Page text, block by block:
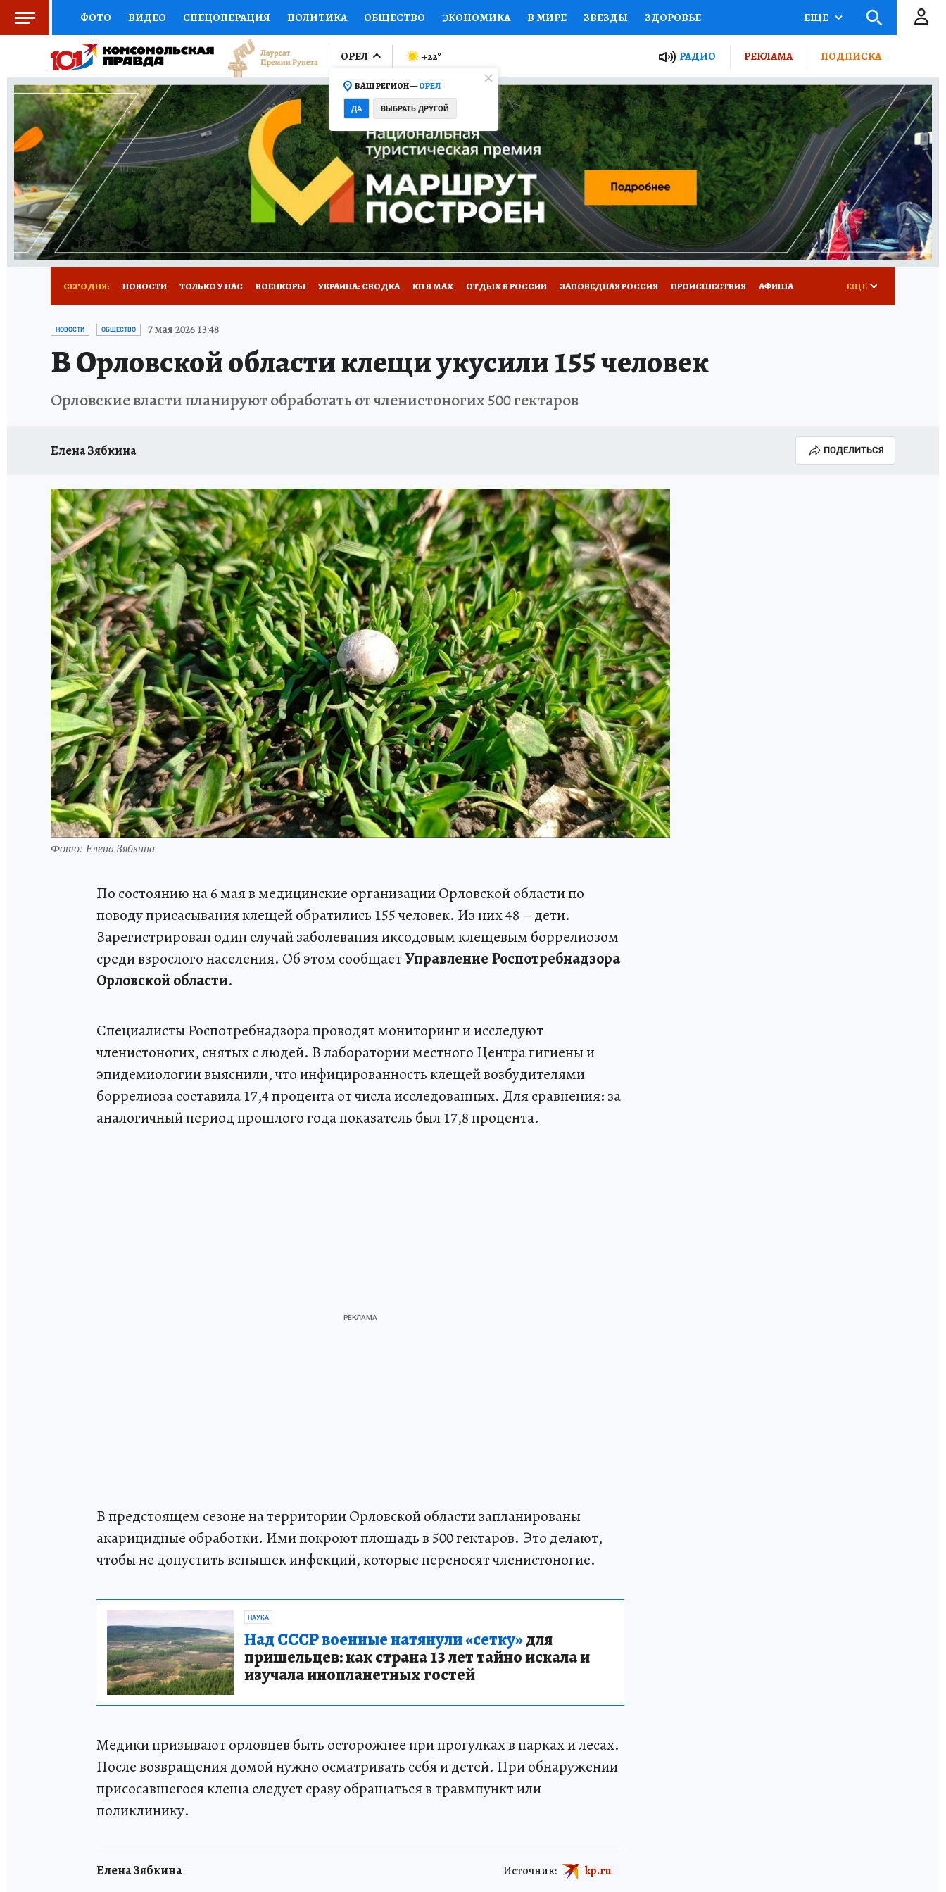
ФОТО ВИДЕО СПЕЦОПЕРАЦИЯ ПОЛИТИКА ОБЩЕСТВО ЭКОНОМИКА В МИРЕ ЗВЕЗДЫ ЗДОРОВЬЕ
СОЦПОДДЕРЖКА НАУКА СПОРТ КОЛУМНИСТЫ ПРОИСШЕСТВИЯ НАЦИОНАЛЬНЫЕ ПРОЕКТЫ РОССИИ
ВЫБОР ЭКСПЕРТОВ ДОКТОР ФИНАНСЫ ОТКРЫВАЕМ МИР СЕМЬЯ ЖЕНСКИЕ СЕКРЕТЫ ПУТЕВОДИТЕЛЬ
КНИЖНАЯ ПОЛКА ПРОГНОЗЫ НА СПОРТ ПРОМОКОДЫ СЕРИАЛЫ СПЕЦПРОЕКТЫ ДЕФИЦИТ ЖЕЛЕЗА ТУРИЗМ
ПРЕСС-ЦЕНТР НЕДВИЖИМОСТЬ ТЕЛЕВИЗОР КОЛЛЕКЦИИ КОНКУРСЫ РАБОТА У НАС ГИД ПОТРЕБИТЕЛЯ ВСЕ О КП
РАДИО КП РЕКЛАМА ТЕСТЫ НОВОЕ НА САЙТЕ
ЕЩЕ
ОРЕЛ
ВАШ РЕГИОН —ОРЕЛ
ДА ВЫБРАТЬ ДРУГОЙ
+22° РАДИО РЕКЛАМА ПОДПИСКА
СЕГОДНЯ: НОВОСТИ ТОЛЬКО У НАС ВОЕНКОРЫ УКРАИНА: СВОДКА КП В МАХ ОТДЫХ В РОССИИ ЗАПОВЕДНАЯ РОССИЯ ПРОИСШЕСТВИЯ АФИША
ИСПЫТАНО НА СЕБЕ
ЕЩЕ
НОВОСТИ ОБЩЕСТВО 7 мая 2026 13:48
В Орловской области клещи укусили 155 человек
Орловские власти планируют обработать от членистоногих 500 гектаров
Елена Зябкина ПОДЕЛИТЬСЯ
Фото: Елена Зябкина
По состоянию на 6 мая в медицинские организации Орловской области по
поводу присасывания клещей обратились 155 человек. Из них 48 – дети.
Зарегистрирован один случай заболевания иксодовым клещевым боррелиозом
среди взрослого населения. Об этом сообщаетУправление Роспотребнадзора
Орловской области.
Специалисты Роспотребнадзора проводят мониторинг и исследуют
членистоногих, снятых с людей. В лаборатории местного Центра гигиены и
эпидемиологии выяснили, что инфицированность клещей возбудителями
боррелиоза составила 17,4 процента от числа исследованных. Для сравнения: за
аналогичный период прошлого года показатель был 17,8 процента.
В предстоящем сезоне на территории Орловской области запланированы
акарицидные обработки. Ими покроют площадь в 500 гектаров. Это делают,
чтобы не допустить вспышек инфекций, которые переносят членистоногие.
НАУКА
Над СССР военные натянули «сетку»для
пришельцев: как страна 13 лет тайно искала и
изучала инопланетных гостей
Медики призывают орловцев быть осторожнее при прогулках в парках и лесах.
После возвращения домой нужно осматривать себя и детей. При обнаружении
присосавшегося клеща следует сразу обращаться в травмпункт или
поликлинику.
Елена Зябкина Источник: kp.ru